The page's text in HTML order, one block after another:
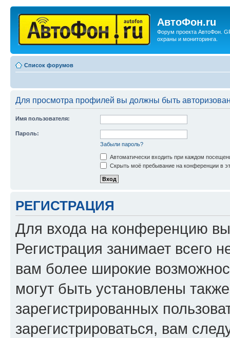
АвтоФон.ru
Форум проекта АвтоФон.
охраны и мониторинга.
Список форумов
Для просмотра профилей вы должны быть
Имя пользователя:
Пароль:
Забыли пароль?
Автоматически входить при каждом
Скрыть моё пребывание на конференции в
РЕГИСТРАЦИЯ
Для входа на конференцию
Регистрация занимает всего
вам более широкие
могут быть установлены
зарегистрированных
зарегистрироваться, вам